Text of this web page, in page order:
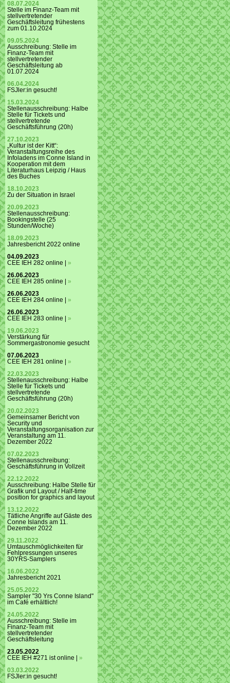
08.07.2024
Stelle im Finanz-Team mit
stellvertretender
Geschäftsleitung frühestens
zum 01.10.2024
09.05.2024
Ausschreibung: Stelle im
Finanz-Team mit
stellvertretender
Geschäftsleitung ab
01.07.2024
06.04.2024
FSJler:in gesucht!
15.03.2024
Stellenausschreibung: Halbe
Stelle für Tickets und
stellvertretende
Geschäftsführung (20h)
27.10.2023
„Kultur ist der Kitt“:
Veranstaltungsreihe des
Infoladens im Conne Island in
Kooperation mit dem
Literaturhaus Leipzig / Haus
des Buches
18.10.2023
Zu der Situation in Israel
20.09.2023
Stellenausschreibung:
Bookingstelle (25
Stunden/Woche)
18.09.2023
Jahresbericht 2022 online
04.09.2023
CEE IEH 282 online | »
26.06.2023
CEE IEH 285 online | »
26.06.2023
CEE IEH 284 online | »
26.06.2023
CEE IEH 283 online | »
19.06.2023
Verstärkung für
Sommergastronomie gesucht
07.06.2023
CEE IEH 281 online | »
22.03.2023
Stellenausschreibung: Halbe
Stelle für Tickets und
stellvertretende
Geschäftsführung (20h)
20.02.2023
Gemeinsamer Bericht von
Security und
Veranstaltungsorganisation zur
Veranstaltung am 11.
Dezember 2022
07.02.2023
Stellenausschreibung:
Geschäftsführung in Vollzeit
22.12.2022
Ausschreibung: Halbe Stelle für
Grafik und Layout / Half-time
position for graphics and layout
13.12.2022
Tätliche Angriffe auf Gäste des
Conne Islands am 11.
Dezember 2022
29.11.2022
Umtauschmöglichkeiten für
Fehlpressungen unseres
30YRS-Samplers
16.06.2022
Jahresbericht 2021
25.05.2022
Sampler "30 Yrs Conne Island"
im Café erhältlich!
24.05.2022
Ausschreibung: Stelle im
Finanz-Team mit
stellvertretender
Geschäftsleitung
23.05.2022
CEE IEH #271 ist online | »
03.03.2022
FSJler:in gesucht!